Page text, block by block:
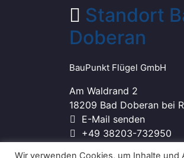
Standort
Doberan
BauPunkt Flügel GmbH
Am Waldrand 2
18209 Bad Doberan bei
E-Mail senden
+49 38203-732950
Wir verwenden Cookies, um Inhalte